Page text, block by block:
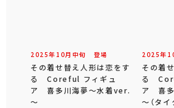
2025年 10月 中旬 登場
その着せ替え人形は恋をす
る Coreful フィギュ
ア 喜多川海夢～水着ver.
～
2025年
その着
る
ア 喜
～（タイ